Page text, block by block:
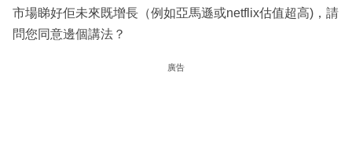
市場睇好佢未來既增長（例如亞馬遜或netflix估值超高)，請
問您同意邊個講法？
廣告